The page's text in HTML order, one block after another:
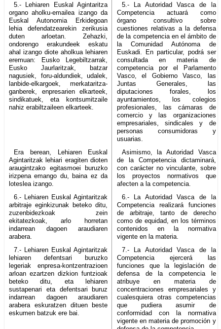
5.- Lehiaren Euskal Agintaritza
organo aholku-emailea izango da
Euskal Autonomia Erkidegoan
lehia defendatzearekin zerikusia
duten arloetan. Zehazki,
ondorengo erakundeek eskatu
ahal izango diote aholkua lehiaren
eremuan: Eusko Legebiltzarrak,
Eusko Jaurlaritzak, batzar
nagusiek, foru-aldundiek, udalek,
lanbide-elkargoek, merkataritza-
ganberek, enpresarien elkarteek,
sindikatuek, eta kontsumitzaile
nahiz erabiltzaileen elkarteek.
5.- La Autoridad Vasca de la
Competencia actuará como
órgano consultivo sobre
cuestiones relativas a la defensa
de la competencia en el ámbito de
la Comunidad Autónoma de
Euskadi. En particular, podrá ser
consultada en materia de
competencia por el Parlamento
Vasco, el Gobierno Vasco, las
Juntas Generales, las
diputaciones forales, los
ayuntamientos, los colegios
profesionales, las cámaras de
comercio y las organizaciones
empresariales, sindicales y de
personas consumidoras y
usuarias.
Era berean, Lehiaren Euskal
Agintaritzak lehiari eragiten dioten
araugintzako egitasmoei buruzko
irizpena emango du, baina ez da
loteslea izango.
Asimismo, la Autoridad Vasca
de la Competencia dictaminará,
con carácter no vinculante, sobre
los proyectos normativos que
afecten a la competencia.
6.- Lehiaren Euskal Agintaritzak
arbitraje eginkizunak beteko ditu,
zuzenbidezkoak zein
ekitatezkoak, arlo horretan
indarrean dagoen araudiaren
arabera.
6.- La Autoridad Vasca de la
Competencia realizará funciones
de arbitraje, tanto de derecho
como de equidad, en los términos
contenidos en la normativa
vigente en la materia.
7.- Lehiaren Euskal Agintaritzak
lehiaren defentsari buruzko
legeriak enpresa-kontzentrazioen
arloan ezartzen dizkion funtzioak
beteko ditu, eta lehiaren
sustapenari eta defentsari buruz
indarrean dagoen araudiaren
arabera eskuratzen dituen beste
eskumen batzuk ere bai.
7.- La Autoridad Vasca de la
Competencia ejercerá las
funciones que la legislación de
defensa de la competencia le
atribuye en materia de
concentraciones empresariales y
cualesquiera otras competencias
que pudiera asumir de
conformidad con la normativa
vigente en materia de promoción y